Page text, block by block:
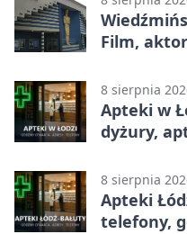
Film,
8 sierpnia
Apteki w
dyżury,
8 sierpnia
Apteki
telefony,